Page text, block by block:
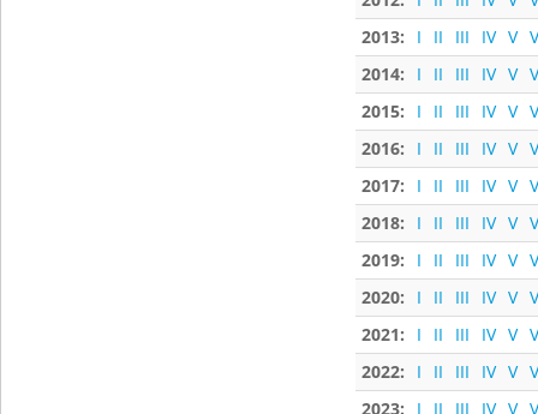
2013:
I II III IV V
2014:
I II III IV V
2015:
I II III IV V
2016:
I II III IV V
2017:
I II III IV V
2018:
I II III IV V
2019:
I II III IV V
2020:
I II III IV V
2021:
I II III IV V
2022:
I II III IV V
2023:
I II III IV V